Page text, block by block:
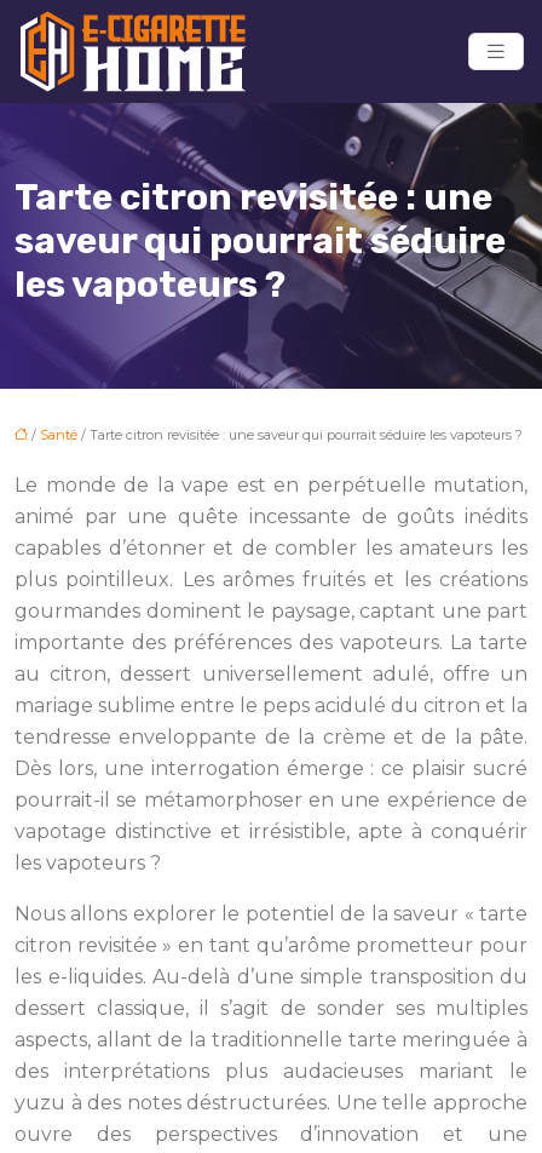
Tarte citron revisitée : une
saveur qui pourrait séduire
les vapoteurs ?
/ Santé / Tarte citron revisitée : une saveur qui pourrait séduire les vapoteurs ?
Le monde de la vape est en perpétuelle mutation,
animé par une quête incessante de goûts inédits
capables d’étonner et de combler les amateurs les
plus pointilleux. Les arômes fruités et les créations
gourmandes dominent le paysage, captant une part
importante des préférences des vapoteurs. La tarte
au citron, dessert universellement adulé, offre un
mariage sublime entre le peps acidulé du citron et la
tendresse enveloppante de la crème et de la pâte.
Dès lors, une interrogation émerge : ce plaisir sucré
pourrait-il se métamorphoser en une expérience de
vapotage distinctive et irrésistible, apte à conquérir
les vapoteurs ?
Nous allons explorer le potentiel de la saveur « tarte
citron revisitée » en tant qu’arôme prometteur pour
les e-liquides. Au-delà d’une simple transposition du
dessert classique, il s’agit de sonder ses multiples
aspects, allant de la traditionnelle tarte meringuée à
des interprétations plus audacieuses mariant le
yuzu à des notes déstructurées. Une telle approche
ouvre des perspectives d’innovation et une